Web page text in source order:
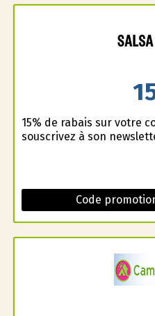
15% de rabais sur votre
souscrivez à son
Code